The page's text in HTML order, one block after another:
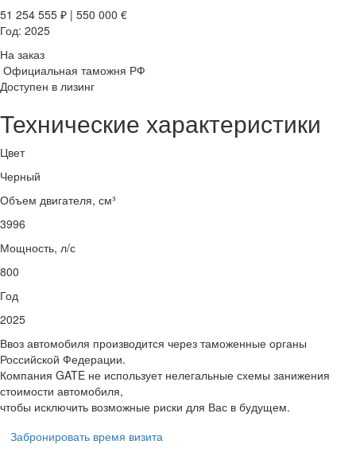
51 254 555 ₽ | 550 000 €
Год: 2025
На заказ
Официальная таможня РФ
Доступен в лизинг
Технические характеристики
Цвет
Черный
Объем двигателя, см³
3996
Мощность, л/с
800
Год
2025
Ввоз автомобиля производится через таможенные органы
Российской Федерации.
Компания GATE не использует нелегальные схемы занижения
стоимости автомобиля,
чтобы исключить возможные риски для Вас в будущем.
Забронировать время визита